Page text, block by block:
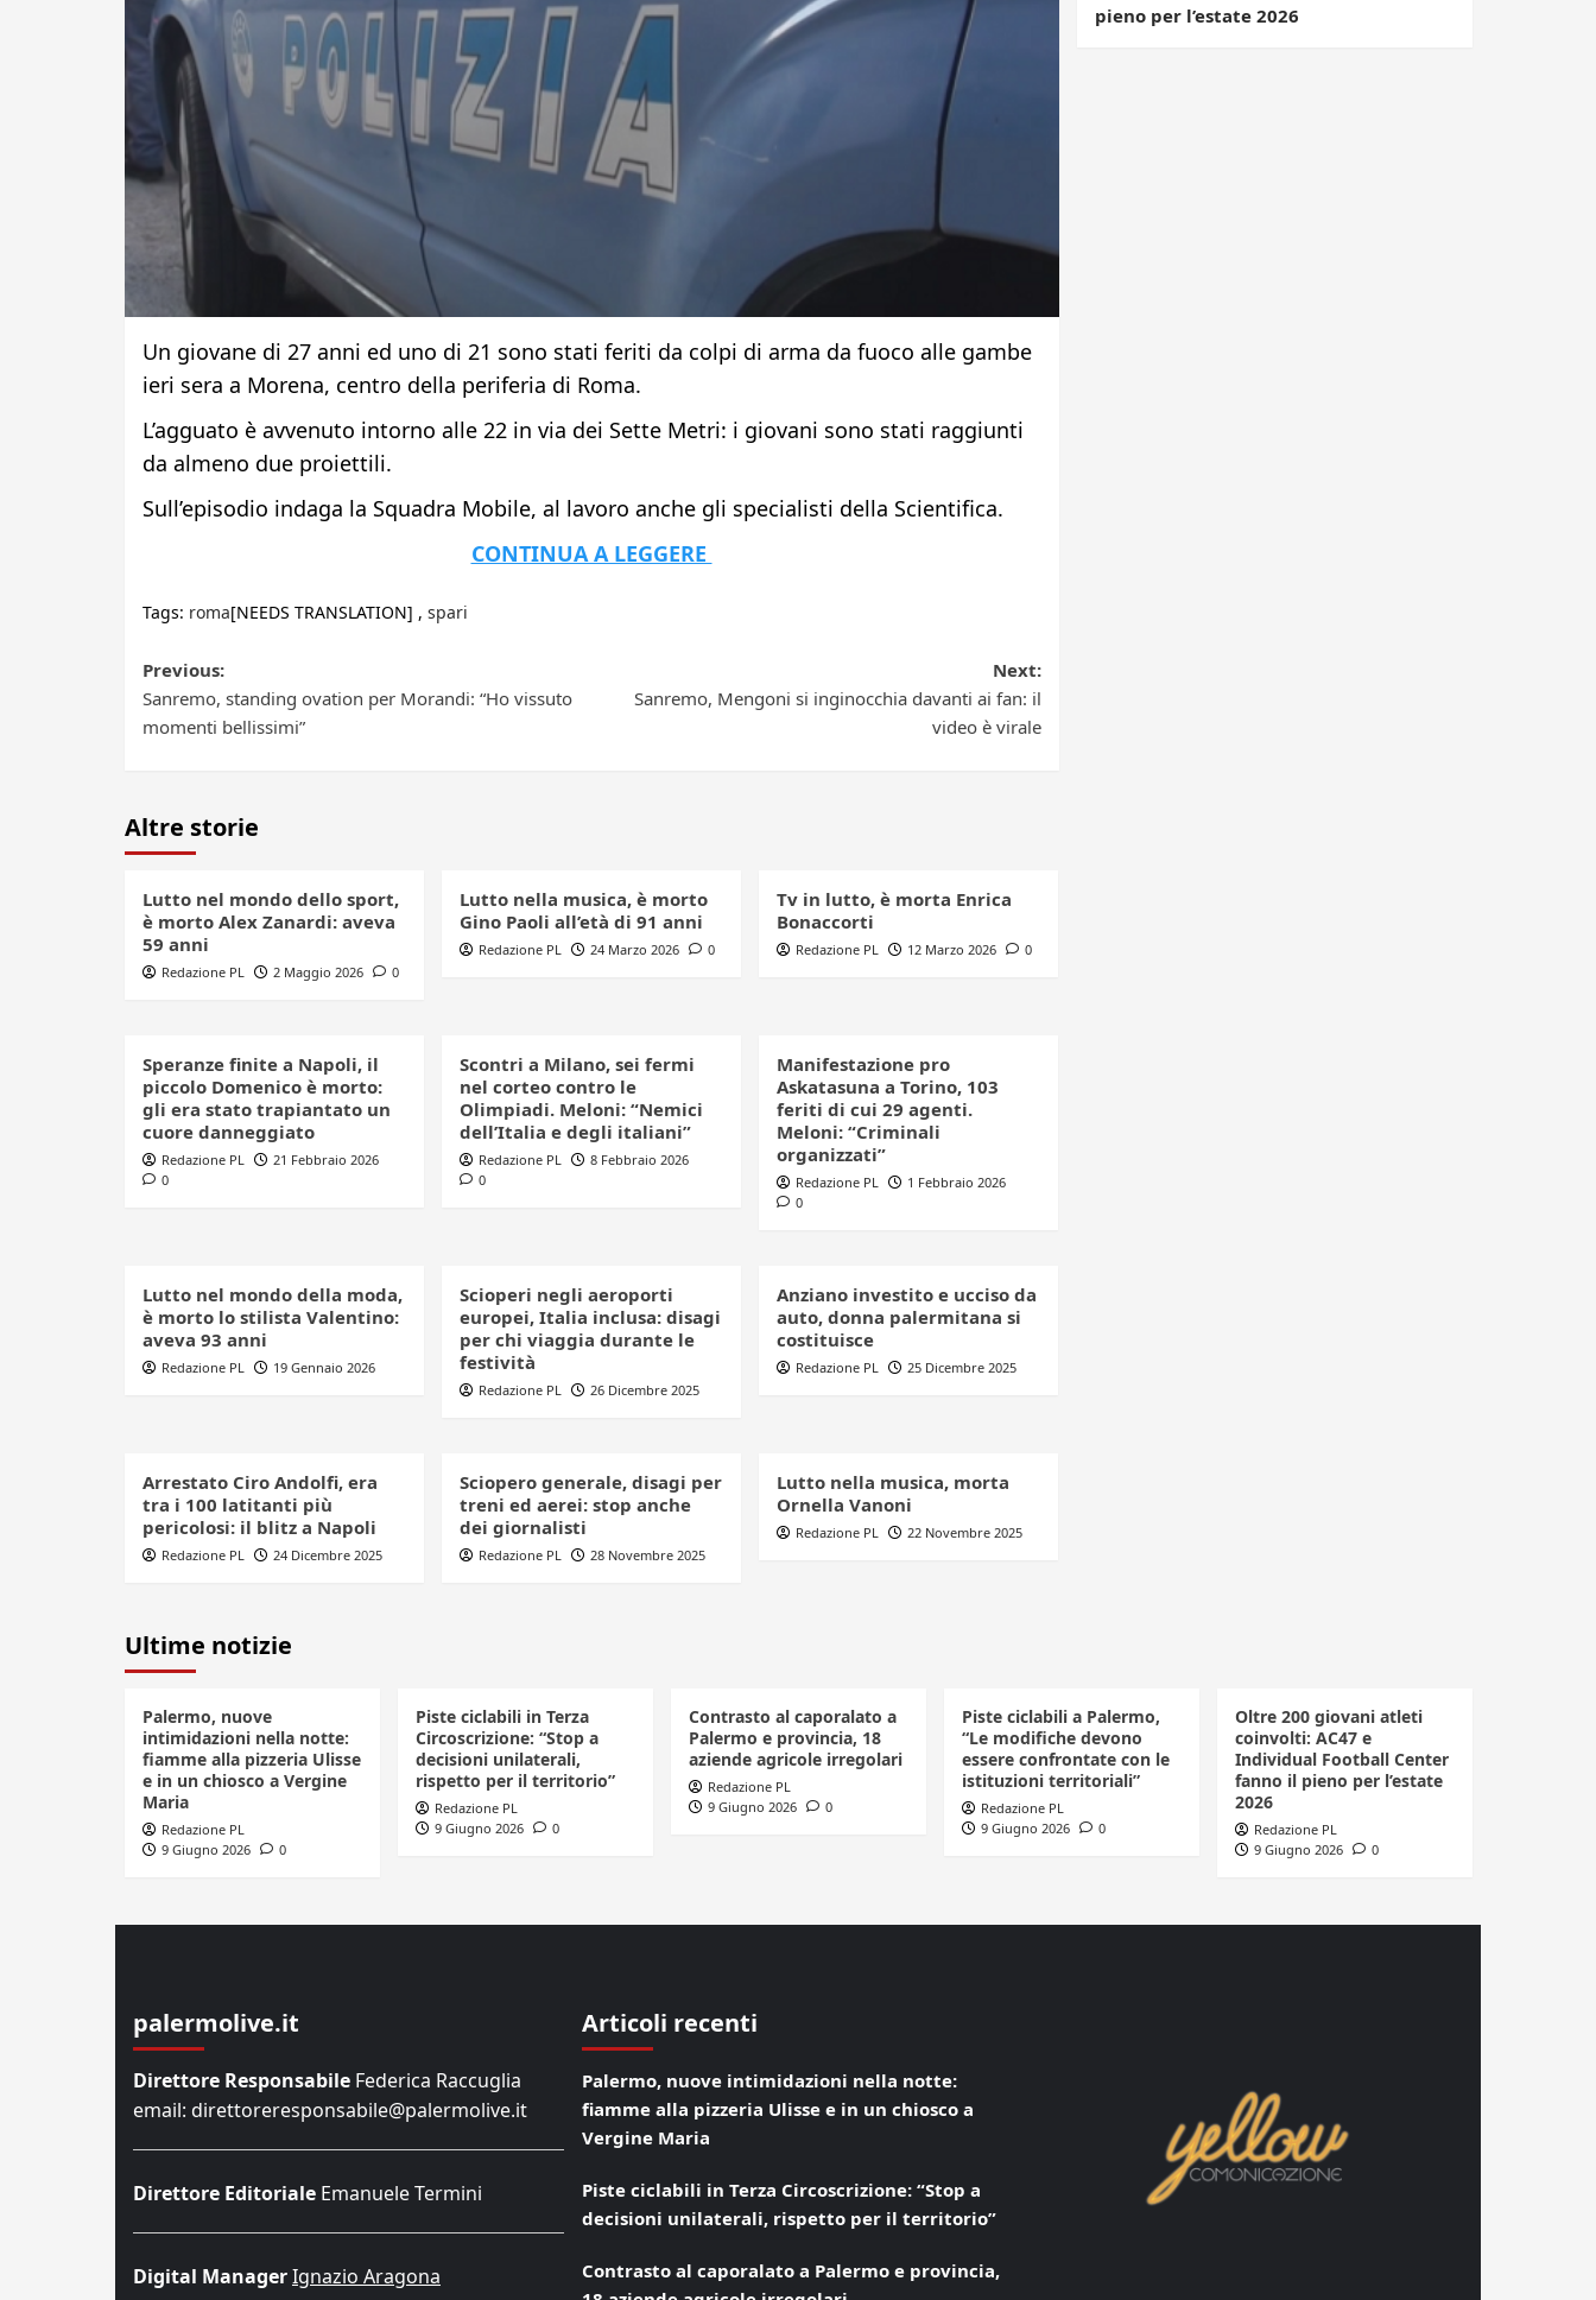
Un giovane di 27 anni ed uno di 21 sono stati feriti da colpi di arma da fuoco alle gambe
ieri sera a Morena, centro della periferia di Roma.
L’agguato è avvenuto intorno alle 22 in via dei Sette Metri: i giovani sono stati raggiunti
da almeno due proiettili.
Sull’episodio indaga la Squadra Mobile, al lavoro anche gli specialisti della Scientifica.
CONTINUA A LEGGERE
Tags: roma[NEEDS TRANSLATION] , spari
Post
navigation
Previous:
Sanremo, standing ovation per Morandi: “Ho vissuto
momenti bellissimi”
Next:
Sanremo, Mengoni si inginocchia davanti ai fan: il
video è virale
Altre storie
Lutto nel mondo dello sport,
è morto Alex Zanardi: aveva
59 anni
Redazione PL 2 Maggio 2026 0
Lutto nella musica, è morto
Gino Paoli all’età di 91 anni
Redazione PL 24 Marzo 2026 0
Tv in lutto, è morta Enrica
Bonaccorti
Redazione PL 12 Marzo 2026 0
Speranze finite a Napoli, il
piccolo Domenico è morto:
gli era stato trapiantato un
cuore danneggiato
Redazione PL
21 Febbraio 2026
0
Scontri a Milano, sei fermi
nel corteo contro le
Olimpiadi. Meloni: “Nemici
dell’Italia e degli italiani”
Redazione PL
8 Febbraio 2026
0
Manifestazione pro
Askatasuna a Torino, 103
feriti di cui 29 agenti.
Meloni: “Criminali
organizzati”
Redazione PL
1 Febbraio 2026
0
Lutto nel mondo della moda,
è morto lo stilista Valentino:
aveva 93 anni
Redazione PL 19 Gennaio 2026
Scioperi negli aeroporti
europei, Italia inclusa: disagi
per chi viaggia durante le
festività
Redazione PL 26 Dicembre 2025
Anziano investito e ucciso da
auto, donna palermitana si
costituisce
Redazione PL 25 Dicembre 2025
Arrestato Ciro Andolfi, era
tra i 100 latitanti più
pericolosi: il blitz a Napoli
Redazione PL 24 Dicembre 2025
Sciopero generale, disagi per
treni ed aerei: stop anche
dei giornalisti
Redazione PL 28 Novembre 2025
Lutto nella musica, morta
Ornella Vanoni
Redazione PL 22 Novembre 2025
pieno per l’estate 2026
Ultime notizie
Palermo, nuove
intimidazioni nella notte:
fiamme alla pizzeria Ulisse
e in un chiosco a Vergine
Maria
Redazione PL
9 Giugno 2026
0
Piste ciclabili in Terza
Circoscrizione: “Stop a
decisioni unilaterali,
rispetto per il territorio”
Redazione PL
9 Giugno 2026
0
Contrasto al caporalato a
Palermo e provincia, 18
aziende agricole irregolari
Redazione PL
9 Giugno 2026
0
Piste ciclabili a Palermo,
“Le modifiche devono
essere confrontate con le
istituzioni territoriali”
Redazione PL
9 Giugno 2026
0
Oltre 200 giovani atleti
coinvolti: AC47 e
Individual Football Center
fanno il pieno per l’estate
2026
Redazione PL
9 Giugno 2026
0
palermolive.it
Direttore Responsabile Federica Raccuglia
email: direttoreresponsabile@palermolive.it
Direttore Editoriale Emanuele Termini
Digital ManagerIgnazio Aragona
Articoli recenti
Palermo, nuove intimidazioni nella notte:
fiamme alla pizzeria Ulisse e in un chiosco a
Vergine Maria
Piste ciclabili in Terza Circoscrizione: “Stop a
decisioni unilaterali, rispetto per il territorio”
Contrasto al caporalato a Palermo e provincia,